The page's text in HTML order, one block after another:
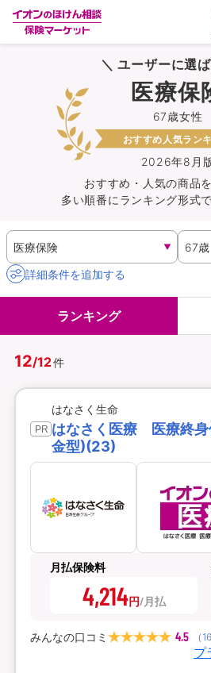
ランキングから探
保険を比較する
保険会社から探す
イオンカード会員
キャンペーン一覧
イオングループ従
イオンカード
＼ ユーザーに選
2026年8月
67歳女性
医療保
おすすめ人気ラン
おすすめ・人気の商品を
多い順番にランキング形式
詳細条件を追加する
ランキング
12/12件
PR
はなさく生命
はなさく医療 医療終身
金型)(23)
月払保険料
4,214円
みんなの口コミ 4.5 （ 16
プ